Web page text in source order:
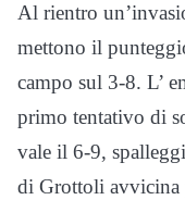
Al rientro
mettono il
campo sul 3-8. L’
primo tentativo di
vale il 6-9,
di Grottoli avvicina